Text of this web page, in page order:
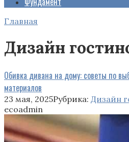
Главная
Дизайн
Обивка дивана на дому: советы по
материалов
23 мая, 2025Рубрика: Дизайн
ecoadmin